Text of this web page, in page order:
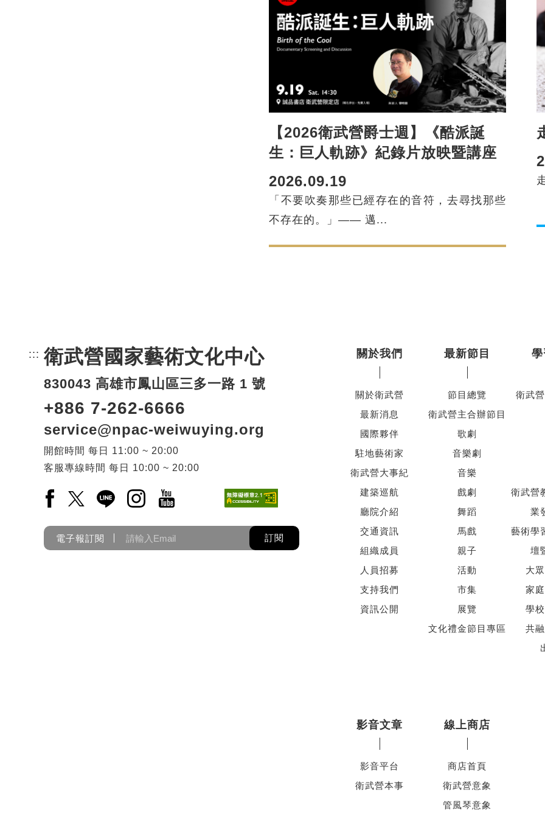
【2026衛武營爵士週】《酷派誕
生：巨人軌跡》紀錄片放映暨講座
2026.09.19
「不要吹奏那些已經存在的音符，去尋找那些
不存在的。」—— 邁...
::: 頁尾網站資訊。
衛武營國家藝術文化中心
830043 高雄市鳳山區三多一路 1 號
+886 7-262-6666
service@npac-weiwuying.org
開館時間 每日
11:00 ~ 20:00
客服專線時間 每日 10:00 ~ 20:00
Facebook(另開新視窗)
X(另開新視窗)
LINE(另開新視窗)
Instagram(另開新視窗)
YouTube(另開新視窗)
電子報訂閱 訂閱
關於我們
關於衛武營
最新消息
國際夥伴
駐地藝術家
衛武營大事紀
建築巡航
廳院介紹
交通資訊
組織成員
人員招募
支持我們
資訊公開
最新節目
節目總覽
衛武營主合辦節目
歌劇
音樂劇
音樂
戲劇
舞蹈
馬戲
親子
活動
市集
展覽
文化禮金節目專區
衛武
衛武營
業
藝術學
壇
大
家
學
共
影音文章
影音平台
衛武營本事
線上商店
商店首頁
衛武營意象
管風琴意象